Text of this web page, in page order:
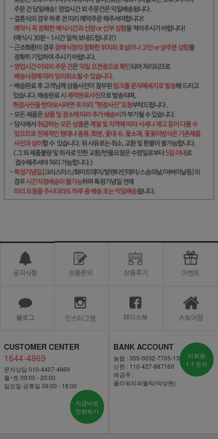
CUSTOMER CENTER
1644-4869
문자상담 010-4407-4869
월~토 09:00 - 20:00
일요일·공휴일 09:00 - 18:00
지금바로
전화하기
BANK ACCOUNT
농협 : 355-0032-7705-13
신한 : 110-427-887160
예금주 :
플라워리퍼블릭(박상현)
비회원
1:1 문의